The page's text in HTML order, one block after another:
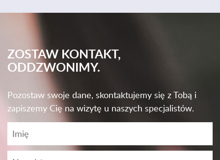
ZOSTAW KONTAKT,
ODDZWONIMY.
Pozostaw swoje dane, skontaktujemy się z Tobą i
zapiszemy Cię na wizytę u naszych specjalistów.